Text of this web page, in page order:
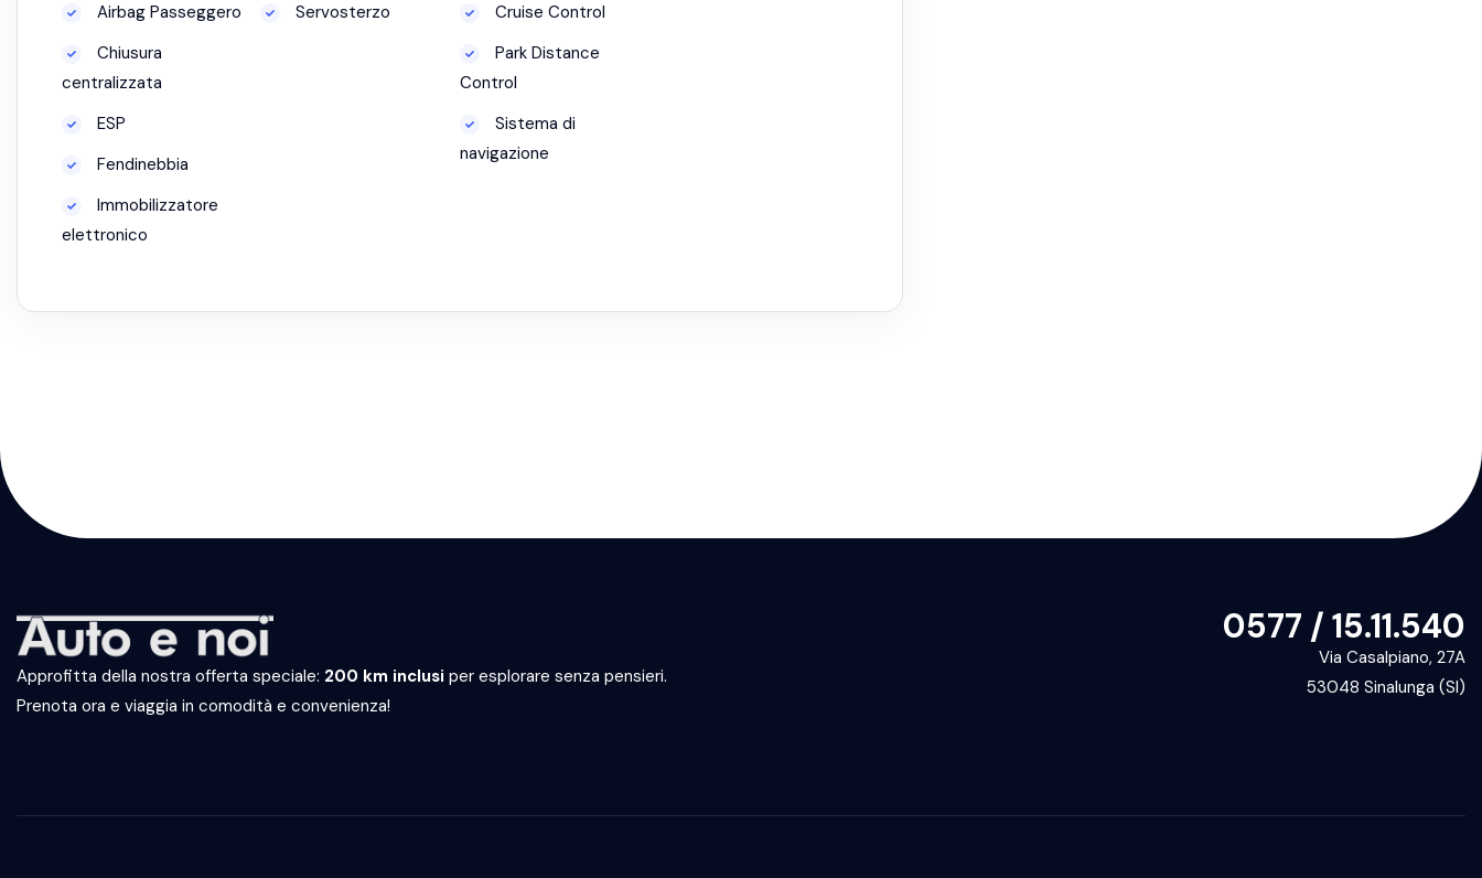
Airbag Passeggero
Chiusura
centralizzata
ESP
Fendinebbia
Immobilizzatore
elettronico
Servosterzo
Cruise Control
Park Distance
Control
Sistema di
navigazione
Approfitta della nostra offerta speciale: 200 km inclusi per esplorare senza pensieri.
Prenota ora e viaggia in comodità e convenienza!
0577 / 15.11.540
Via Casalpiano, 27A
53048 Sinalunga (SI)